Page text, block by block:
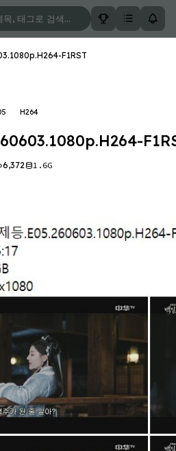
F1RST
H264
6,372 1.6G